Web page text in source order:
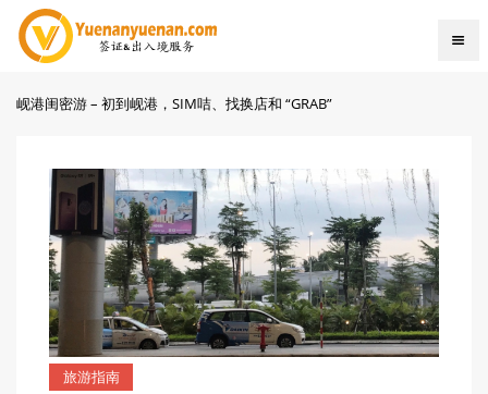
岘港闺密游 – 初到岘港，SIM咭、找换店和 “GRAB”
旅游指南